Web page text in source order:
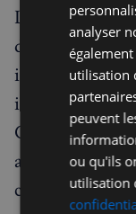
Les expatriés
désormais
innovants sans
importantes
Cette situation
avantages du
certaines
analyser
utilisation
peuvent
ou qu'ils
utilisation